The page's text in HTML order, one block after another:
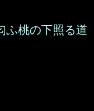
ふ桃の下照る道